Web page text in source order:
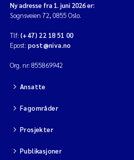
Ny adresse fra 1. juni 2026 er:
Sognsveien 72, 0855 Oslo.
Tlf: (+47) 22 18 51 00
Epost: post@niva.no
Org. nr: 855869942
Ansatte
Fagområder
Prosjekter
Publikasjoner